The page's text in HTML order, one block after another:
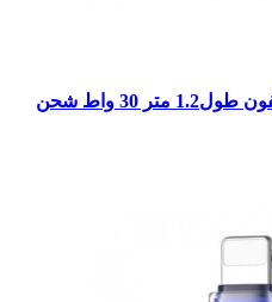
كابل شحن جوي روم تايب سي ايفون طول1.2 متر 30 واط شحن